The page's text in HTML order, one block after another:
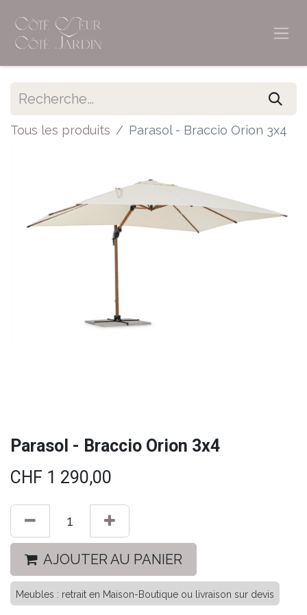
Tous les produits Parasol - Braccio Orion 3x4
Parasol - Braccio Orion 3x4
CHF 1 290,00
AJOUTER AU PANIER
Meubles : retrait en Maison-Boutique ou livraison sur devis